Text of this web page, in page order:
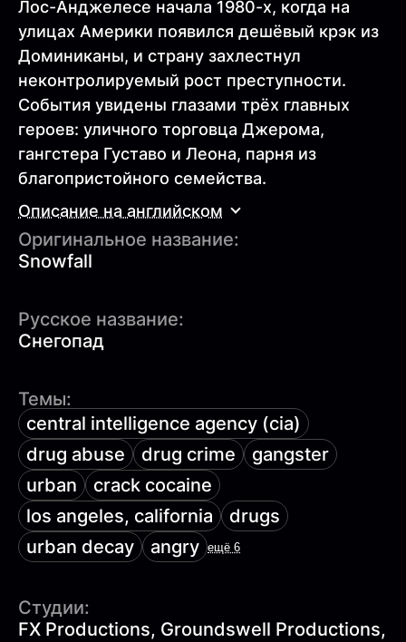
Лос-Анджелесе начала 1980-х, когда на
улицах Америки появился дешёвый крэк из
Доминиканы, и страну захлестнул
неконтролируемый рост преступности.
События увидены глазами трёх главных
героев: уличного торговца Джерома,
гангстера Густаво и Леона, парня из
благопристойного семейства.
Описание на английском
Оригинальное название:
Snowfall
Русское название:
Снегопад
Темы:
central intelligence agency (cia)
drug abuse
drug crime
gangster
urban
crack cocaine
los angeles, california
drugs
urban decay
angry ещё 6
Студии:
FX Productions, Groundswell Productions,